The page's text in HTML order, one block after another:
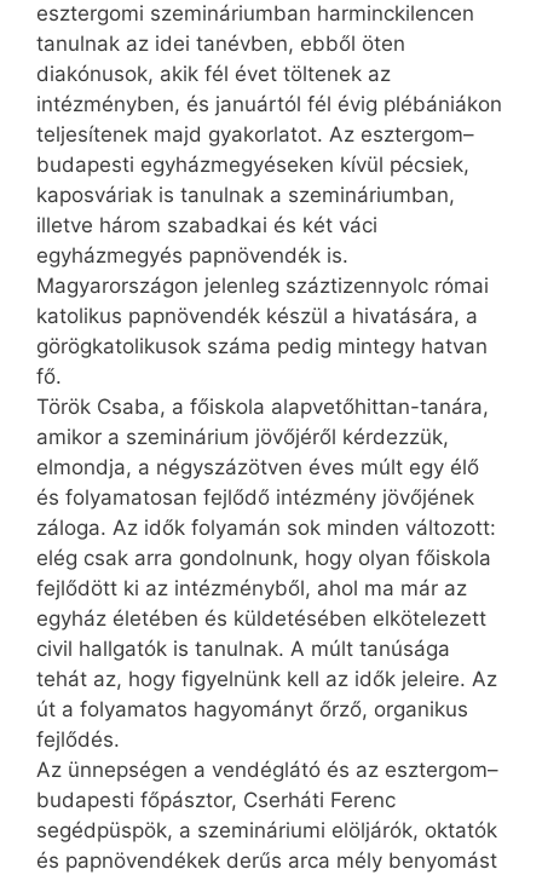
esztergomi szemináriumban harminckilencen
tanulnak az idei tanévben, ebből öten
diakónusok, akik fél évet töltenek az
intézményben, és januártól fél évig plébániákon
teljesítenek majd gyakorlatot. Az esztergom–
budapesti egyházmegyéseken kívül pécsiek,
kaposváriak is tanulnak a szemináriumban,
illetve három szabadkai és két váci
egyházmegyés papnövendék is.
Magyarországon jelenleg száztizennyolc római
katolikus papnövendék készül a hivatására, a
görög­ka­to­li­ku­sok száma pedig mintegy hatvan
fő.
Török Csaba, a főiskola alapvetőhittan-tanára,
amikor a szeminárium jövőjéről kérdezzük,
elmondja, a négyszázötven éves múlt egy élő
és folyamatosan fejlődő intézmény jövőjének
záloga. Az idők folyamán sok minden változott:
elég csak arra gondolnunk, hogy olyan főiskola
fejlődött ki az intézményből, ahol ma már az
egyház életében és küldetésében elkötelezett
civil hallgatók is tanulnak. A múlt tanúsága
tehát az, hogy figyelnünk kell az idők jeleire. Az
út a folyamatos hagyományt őrző, organikus
fejlődés.
Az ünnepségen a vendéglátó és az esztergom–
budapesti főpásztor, Cserháti Ferenc
segédpüspök, a szemináriumi elöljárók, oktatók
és papnövendékek derűs arca mély benyomást